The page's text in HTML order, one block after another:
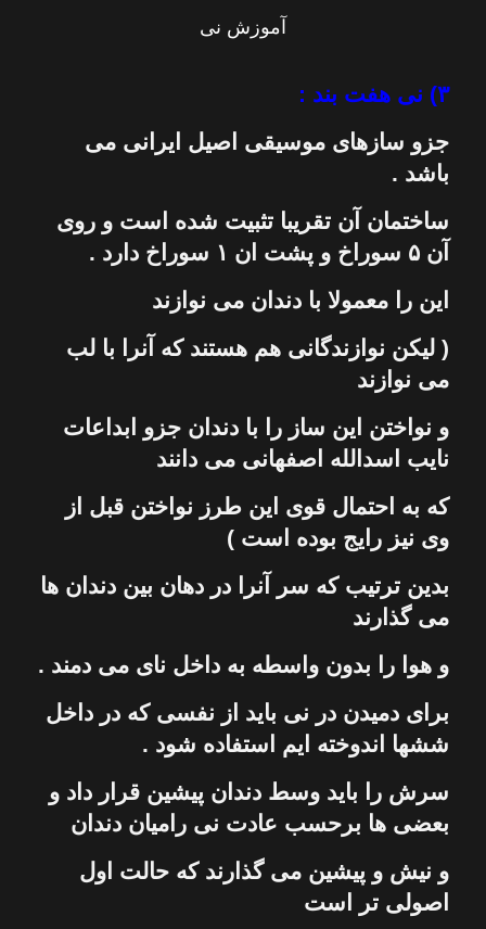
آموزش نی
۳) نی هفت بند :
جزو سازهای موسیقی اصیل ایرانی می
باشد .
ساختمان آن تقریبا تثبیت شده است و روی
آن ۵ سوراخ و پشت ان ۱ سوراخ دارد .
این را معمولا با دندان می نوازند
( لیكن نوازندگانی هم هستند كه آنرا با لب
می نوازند
و نواختن این ساز را با دندان جزو ابداعات
نایب اسدالله اصفهانی می دانند
كه به احتمال قوی این طرز نواختن قبل از
وی نیز رایج بوده است )
بدین ترتیب كه سر آنرا در دهان بین دندان ها
می گذارند
و هوا را بدون واسطه به داخل نای می دمند .
برای دمیدن در نی باید از نفسی كه در داخل
ششها اندوخته ایم استفاده شود .
سرش را باید وسط دندان پیشین قرار داد و
بعضی ها برحسب عادت نی رامیان دندان
و نیش و پیشین می گذارند كه حالت اول
اصولی تر است